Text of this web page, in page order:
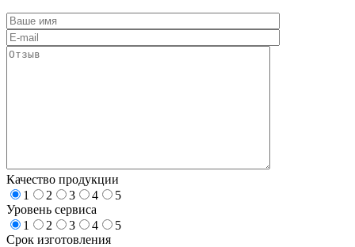
Качество продукции
1
2 3 4
5
Уровень сервиса
1
2 3 4
5
Срок изготовления